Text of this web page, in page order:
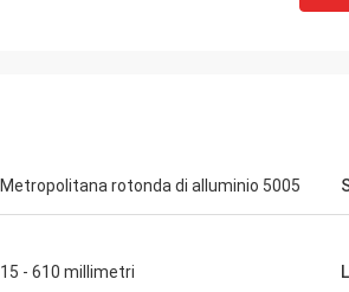
Metropolitana rotonda di alluminio 5005
15 - 610 millimetri